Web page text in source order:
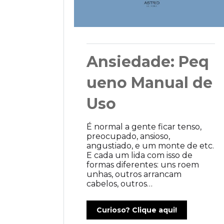
Ansiedade: Peq
ueno Manual de
Uso
É normal a gente ficar tenso,
preocupado, ansioso,
angustiado, e um monte de etc.
E cada um lida com isso de
formas diferentes: uns roem
unhas, outros arrancam
cabelos, outros…
Curioso? Clique aqui!